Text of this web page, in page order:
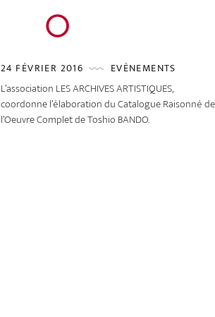
24 FÉVRIER 2016 EVÈNEMENTS
L’association LES ARCHIVES ARTISTIQUES,
coordonne l’élaboration du Catalogue Raisonné de
l’Oeuvre Complet de Toshio BANDO.